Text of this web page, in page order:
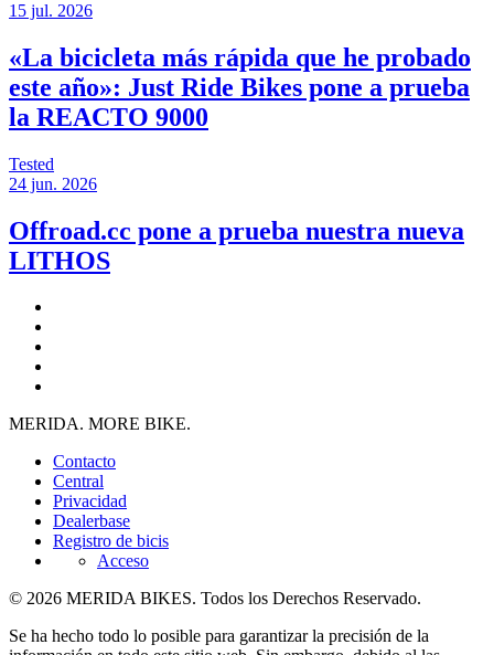
15 jul. 2026
«La bicicleta más rápida que he probado
este año»: Just Ride Bikes pone a prueba
la REACTO 9000
Tested
24 jun. 2026
Offroad.cc pone a prueba nuestra nueva
LITHOS
MERIDA. MORE BIKE.
Contacto
Central
Privacidad
Dealerbase
Registro de bicis
Acceso
© 2026 MERIDA BIKES. Todos los Derechos Reservado.
Se ha hecho todo lo posible para garantizar la precisión de la